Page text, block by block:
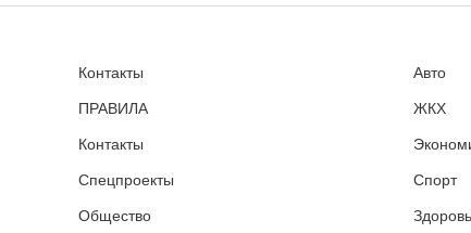
Контакты
ПРАВИЛА
Контакты
Спецпроекты
Общество
Авто
ЖКХ
Спорт